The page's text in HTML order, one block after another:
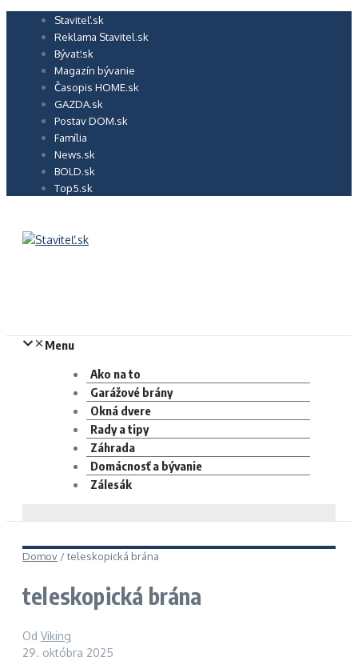
Preskočiť
Staviteľ.sk
Reklama Stavitel.sk
Bývať.sk
Magazín bývanie
Časopis HOME.sk
GAZDA.sk
Postav DOM.sk
Família
News.sk
BOLD.sk
Top5.sk
Menu
Ako na to
Garážové brány
Okná dvere
Rady a tipy
Záhrada
Domácnosť a bývanie
Zálesák
Domov /teleskopická brána
teleskopická brána
Od Viking
29. októbra 2025